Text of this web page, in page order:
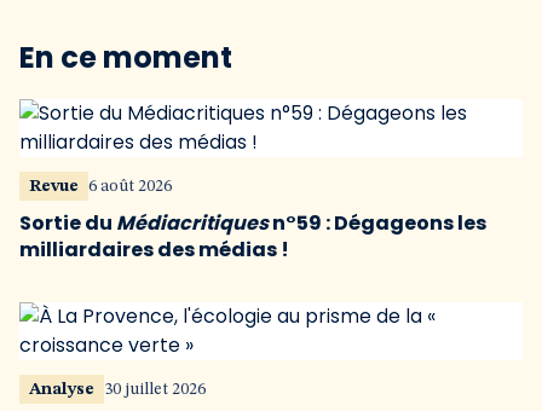
En ce moment
Revue 6 août 2026
Sortie du Médiacritiquesn°59 : Dégageons les
milliardaires des médias !
Analyse 30 juillet 2026